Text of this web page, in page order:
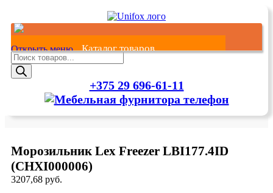
Открыть меню
Главная
Каталог товаров
Бытовая техника
Крупная бытовая техника
Каталог товаров
Поиск
товаров
+375 29 696-61-11
Морозильник Lex Freezer LBI177.4ID
(CHXI000006)
3207,68 руб.